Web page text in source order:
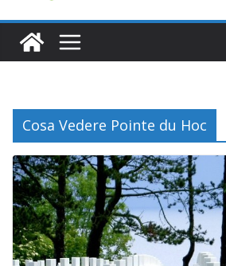
Cosa Vedere Pointe du Hoc